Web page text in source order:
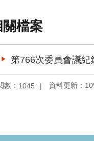
關檔案
第766次委員會議紀
數： 1045 資料更新：